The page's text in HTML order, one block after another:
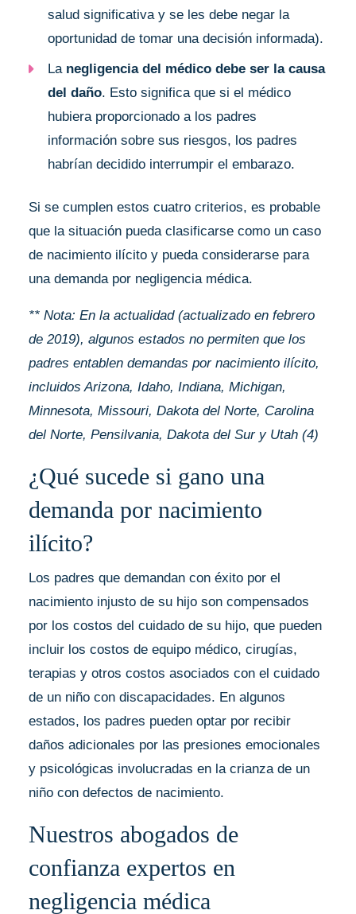
salud significativa y se les debe negar la
oportunidad de tomar una decisión informada).
La negligencia del médico debe ser la causa
del daño. Esto significa que si el médico
hubiera proporcionado a los padres
información sobre sus riesgos, los padres
habrían decidido interrumpir el embarazo.
Si se cumplen estos cuatro criterios, es probable
que la situación pueda clasificarse como un caso
de nacimiento ilícito y pueda considerarse para
una demanda por negligencia médica.
** Nota: En la actualidad (actualizado en febrero
de 2019), algunos estados no permiten que los
padres entablen demandas por nacimiento ilícito,
incluidos Arizona, Idaho, Indiana, Michigan,
Minnesota, Missouri, Dakota del Norte, Carolina
del Norte, Pensilvania, Dakota del Sur y Utah (4)
¿Qué sucede si gano una
demanda por nacimiento
ilícito?
Los padres que demandan con éxito por el
nacimiento injusto de su hijo son compensados ​​
por los costos del cuidado de su hijo, que pueden
incluir los costos de equipo médico, cirugías,
terapias y otros costos asociados con el cuidado
de un niño con discapacidades. En algunos
estados, los padres pueden optar por recibir
daños adicionales por las presiones emocionales
y psicológicas involucradas en la crianza de un
niño con defectos de nacimiento.
Nuestros abogados de
confianza expertos en
negligencia médica